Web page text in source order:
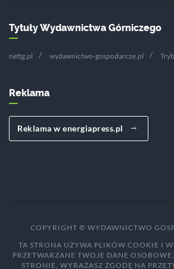
Tytuły Wydawnictwa Górniczego
nettg.pl wydawnictwo-gospodarcze.pl
Reklama
Reklama w energiapress.pl
COPYRIGHT © WYDAWNICTWO
TA STRONA UŻYWA PLIKÓW COOKIE I
PRZETWARZANE TWOJE DANE
STRONIE, WYRAŻASZ ZGODĘ NA